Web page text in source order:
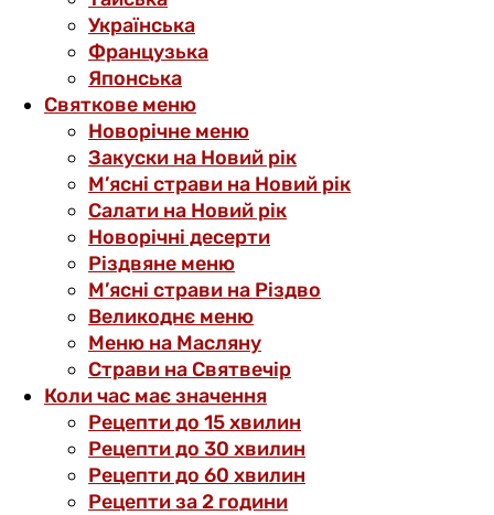
Українська
Французька
Японська
Святкове меню
Новорічне меню
Закуски на Новий рік
М’ясні страви на Новий рік
Салати на Новий рік
Новорічні десерти
Різдвяне меню
М’ясні страви на Різдво
Великоднє меню
Меню на Масляну
Страви на Святвечір
Коли час має значення
Рецепти до 15 хвилин
Рецепти до 30 хвилин
Рецепти до 60 хвилин
Рецепти за 2 години